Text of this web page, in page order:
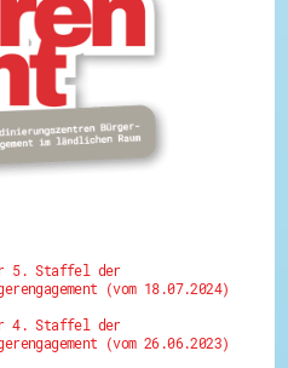
5. Staffel der
(vom 18.07.2024)
4. Staffel der
(vom 26.06.2023)